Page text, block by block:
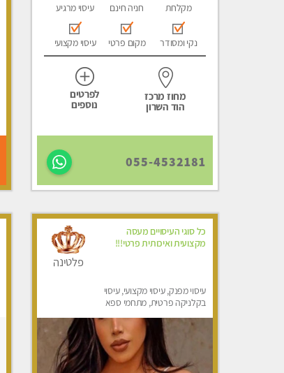
מקלחת חניה חינם עיסוי מרגיע
נקי ומסודר מקום פרטי עיסוי מקצועי
מחוז מרכז
הוד השרון
לפרטים
נוספים
055-4532181
כל סוגי העיסויים מעסה
מקצועית ואיכותית פרטי!!!
עיסוי מפנק, עיסוי מקצועי, עיסוי
בקלניקה פרטית, מתחמי ספא
פלטינה